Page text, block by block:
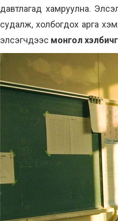
давтлагад хамруулна.
судалж, холбогдох арга
элсэгчдээс монгол